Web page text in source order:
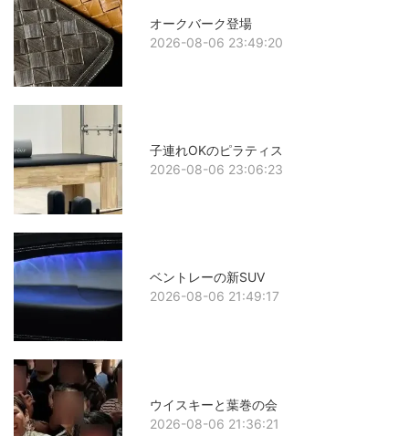
オークバーク登場
2026-08-06 23:49:20
子連れOKのピラティス
2026-08-06 23:06:23
ベントレーの新SUV
2026-08-06 21:49:17
ウイスキーと葉巻の会
2026-08-06 21:36:21